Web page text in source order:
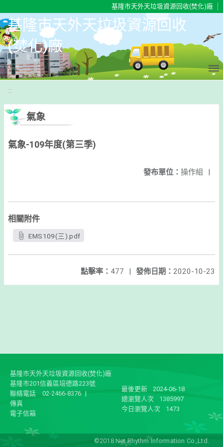
基隆市天外天垃圾資源回收(焚化)廠
基隆市天外天垃圾資源回收
(焚化)廠
:::
氣象
氣象-109年度(第三季)
發布單位： 操作組 |
相關附件
EMS109(三).pdf
發佈日期： 2020-10-23
點擊率： 477 |
基隆市天外天垃圾資源回收(焚化)廠
基隆市201信義區培德路223號
聯絡電話
02-2466-8376 |
傳真
電子信箱
最後更新
2024-06-18
總瀏覽人次
1385997
今日瀏覽人次
1473
©2018 Net Rhythm Information Co.,Ltd.